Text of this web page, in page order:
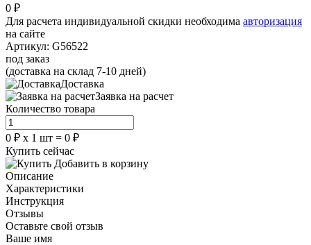
0 ₽
Для расчета индивидуальной скидки необходима авторизация
на сайте
Артикул: G56522
под заказ
(доставка на склад 7-10 дней)
Доставка
Заявка на расчет
Количество товара
0 ₽ х 1 шт = 0 ₽
Купить сейчас
Добавить в корзину
Описание
Характеристики
Инструкция
Отзывы
Оставьте свой отзыв
Ваше имя